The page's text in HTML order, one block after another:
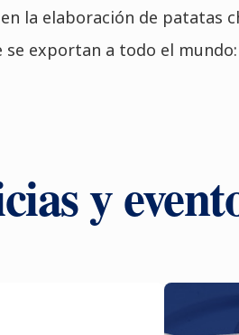
la elaboración de patatas
exportan a todo el mundo:
y